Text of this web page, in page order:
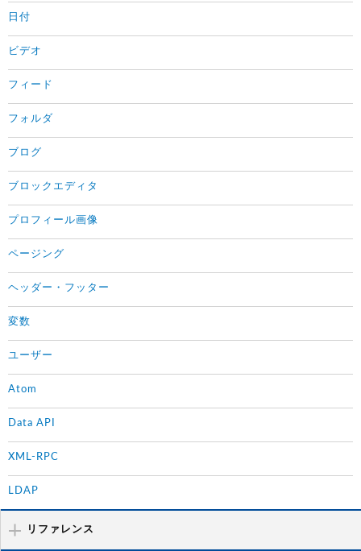
日付
ビデオ
フィード
フォルダ
ブログ
ブロックエディタ
プロフィール画像
ページング
ヘッダー・フッター
変数
ユーザー
Atom
Data API
XML-RPC
LDAP
リファレンス